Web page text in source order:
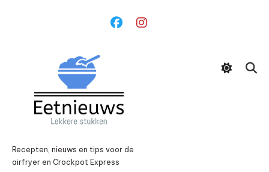
Recepten, nieuws en tips voor de
airfryer en Crockpot Express